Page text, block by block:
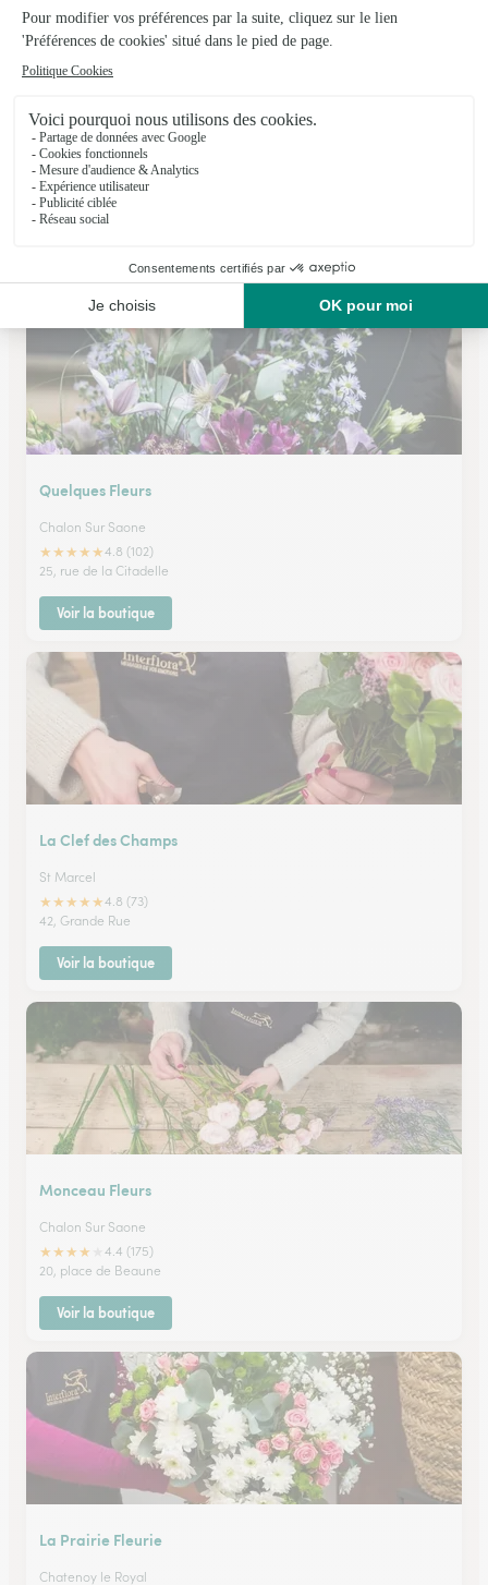
Nature et Fleurs
Chalon Sur Saone
★★★★★4.2 (265)
103, avenue de Paris
Voir la boutique
Quelques Fleurs
Chalon Sur Saone
★★★★★4.8 (102)
25, rue de la Citadelle
Voir la boutique
La Clef des Champs
St Marcel
★★★★★4.8 (73)
42, Grande Rue
Voir la boutique
Monceau Fleurs
Chalon Sur Saone
★★★★
4.4 (175)
20, place de Beaune
Voir la boutique
La Prairie Fleurie
Chatenoy le Royal